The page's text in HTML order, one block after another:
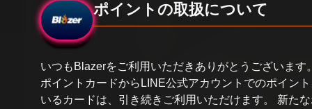
ポイントの取扱について
いつもBlazerをご利用いただきありがとうございま
ポイントカードからLINE公式アカウントでのポイン
いるカードは、引き続きご利用いただけます。 新た